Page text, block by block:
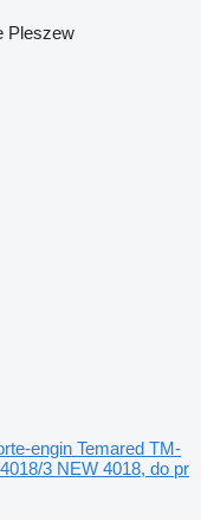
Pleszew
engin Temared TM-
3 NEW 4018, do pr